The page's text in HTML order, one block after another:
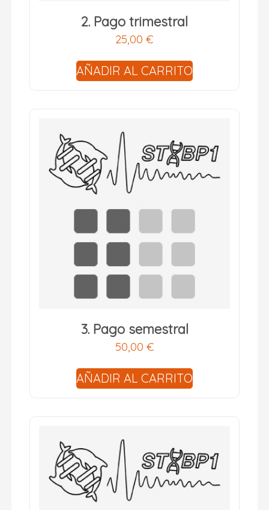
2. Pago trimestral
25,00 €
AÑADIR AL CARRITO
3. Pago semestral
50,00 €
AÑADIR AL CARRITO